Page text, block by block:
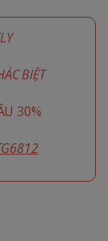
BIỆT
30%